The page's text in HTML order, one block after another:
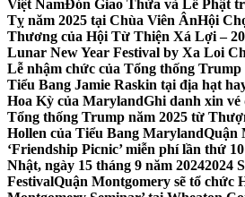
Việt NamĐón Giao Thừa và Lễ Phật
Tỵ năm 2025 tại Chùa Viên ÂnHội
Thương của Hội Từ Thiện Xá Lợi –
Lunar New Year Festival by Xa Loi
Lễ nhậm chức của Tổng thống Trump
Tiểu Bang Jamie Raskin tại địa hạt
Hoa Kỳ của MarylandGhi danh xin vé
Tổng thống Trump năm 2025 từ
Hollen của Tiểu Bang MarylandQuận
‘Friendship Picnic’ miễn phí lần thứ
Nhật, ngày 15 tháng 9 năm 20242024
FestivalQuận Montgomery sẽ tổ chức